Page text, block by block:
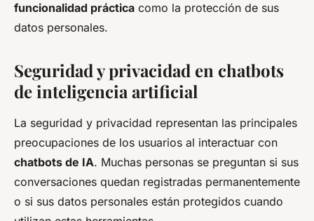
funcionalidad práctica como la protección de sus
datos personales.
Seguridad y privacidad en chatbots
de inteligencia artificial
La seguridad y privacidad representan las principales
preocupaciones de los usuarios al interactuar con
chatbots de IA. Muchas personas se preguntan si sus
conversaciones quedan registradas permanentemente
o si sus datos personales están protegidos cuando